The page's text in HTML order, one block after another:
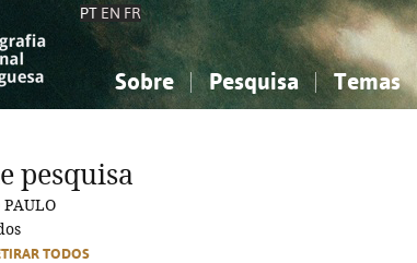
PT EN FR
Sobre Pesquisa Temas
Ciências sociais...
Ciências sociais...
pesquisa
TODOS